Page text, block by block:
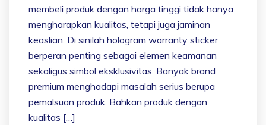
membeli produk dengan harga tinggi tidak hanya
mengharapkan kualitas, tetapi juga jaminan
keaslian. Di sinilah hologram warranty sticker
berperan penting sebagai elemen keamanan
sekaligus simbol eksklusivitas. Banyak brand
premium menghadapi masalah serius berupa
pemalsuan produk. Bahkan produk dengan
kualitas […]